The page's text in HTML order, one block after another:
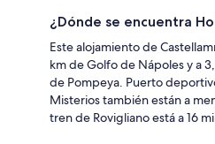
¿Dónde se encuentra
Este alojamiento de
km de Golfo de Nápoles y a
de Pompeya. Puerto
Misterios también están a
tren de Rovigliano está a 16